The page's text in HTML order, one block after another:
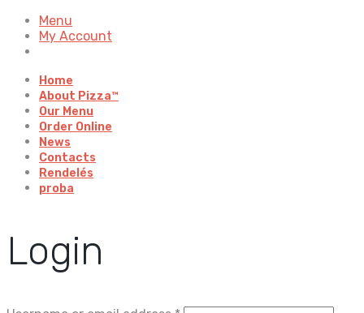
Menu
My Account
Home
About Pizza™
Our Menu
Order Online
News
Contacts
Rendelés
proba
Login